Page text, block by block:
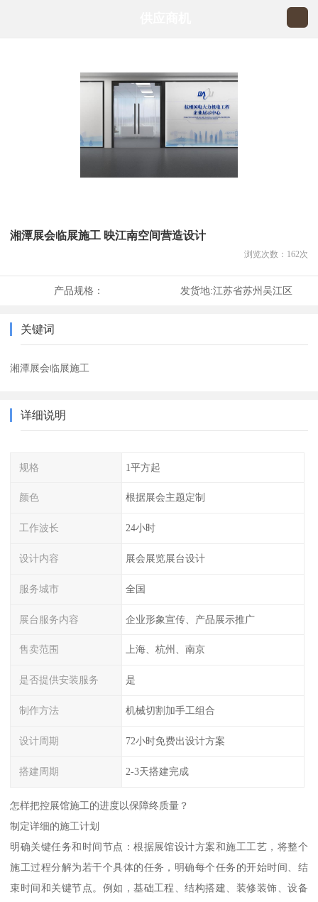
湘潭展会临展施工 映江南空间营造设计
浏览次数： 162次
产品规格： 发货地:江苏省苏州吴江区
关键词
湘潭展会临展施工
详细说明
规格 1平方起
颜色 根据展会主题定制
工作波长 24小时
设计内容 展会展览展台设计
服务城市 全国
展台服务内容 企业形象宣传、产品展示推广
售卖范围 上海、杭州、南京
是否提供安装服务 是
制作方法 机械切割加手工组合
设计周期 72小时免费出设计方案
搭建周期 2-3天搭建完成
怎样把控展馆施工的进度以保障终质量？
制定详细的施工计划
明确关键任务和时间节点：根据展馆设计方案和施工工艺，将整个
施工过程分解为若干个具体的任务，明确每个任务的开始时间、结
束时间和关键节点。例如，基础工程、结构搭建、装修装饰、设备